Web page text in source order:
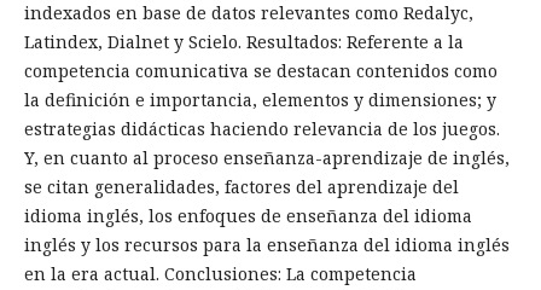
indexados en base de datos relevantes como Redalyc,
Latindex, Dialnet y Scielo. Resultados: Referente a la
competencia comunicativa se destacan contenidos como
la definición e importancia, elementos y dimensiones; y
estrategias didácticas haciendo relevancia de los juegos.
Y, en cuanto al proceso enseñanza-aprendizaje de inglés,
se citan generalidades, factores del aprendizaje del
idioma inglés, los enfoques de enseñanza del idioma
inglés y los recursos para la enseñanza del idioma inglés
en la era actual. Conclusiones: La competencia